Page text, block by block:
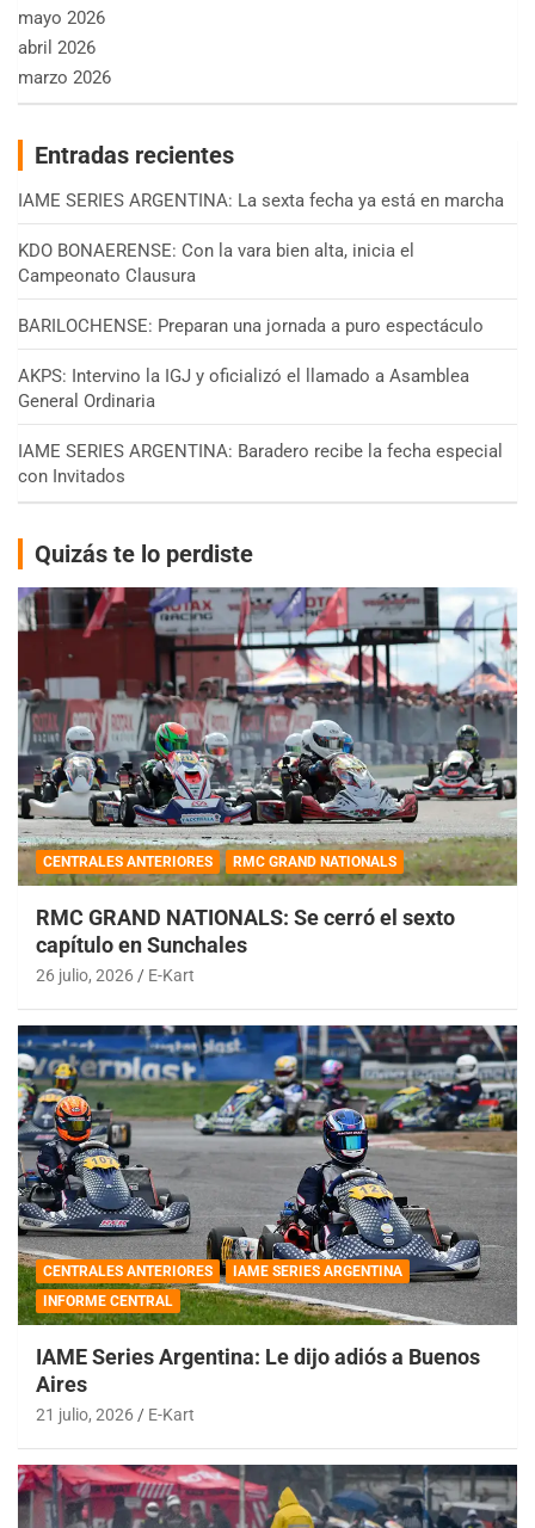
mayo 2026
abril 2026
marzo 2026
Entradas recientes
IAME SERIES ARGENTINA: La sexta fecha ya está en marcha
KDO BONAERENSE: Con la vara bien alta, inicia el
Campeonato Clausura
BARILOCHENSE: Preparan una jornada a puro espectáculo
AKPS: Intervino la IGJ y oficializó el llamado a Asamblea
General Ordinaria
IAME SERIES ARGENTINA: Baradero recibe la fecha especial
con Invitados
Quizás te lo perdiste
CENTRALES ANTERIORES RMC GRAND NATIONALS
RMC GRAND NATIONALS: Se cerró el sexto
capítulo en Sunchales
26 julio, 2026 E-Kart
CENTRALES ANTERIORES
IAME SERIES ARGENTINA
INFORME CENTRAL
IAME Series Argentina: Le dijo adiós a Buenos
Aires
21 julio, 2026 E-Kart